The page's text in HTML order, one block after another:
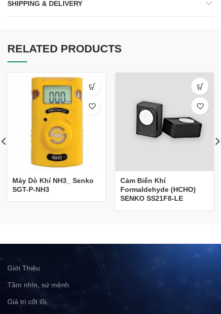
SHIPPING & DELIVERY
RELATED PRODUCTS
Máy Dò Khí NH3_ Senko
SGT-P-NH3
Cảm Biến Khí
Formaldehyde (HCHO)
SENKO SS21F8-LE
Giới Thiệu
Tầm nhìn, sứ mệnh
Giá trị cốt lõi